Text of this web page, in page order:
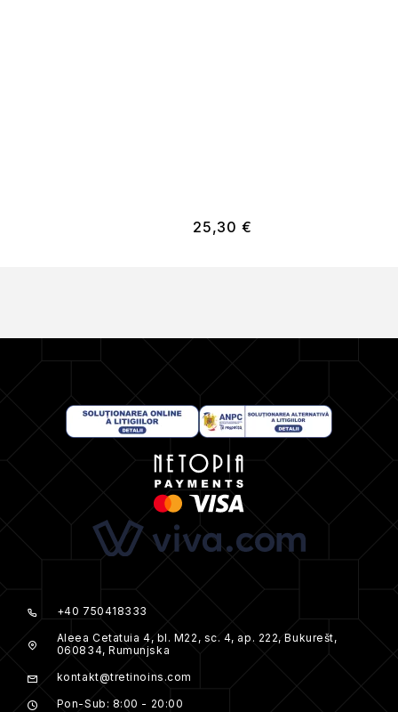
25,30 €
+40 750418333
Aleea Cetatuia 4, bl. M22, sc. 4, ap. 222, Bukurešt,
060834, Rumunjska
kontakt@tretinoins.com
Pon-Sub: 8:00 - 20:00